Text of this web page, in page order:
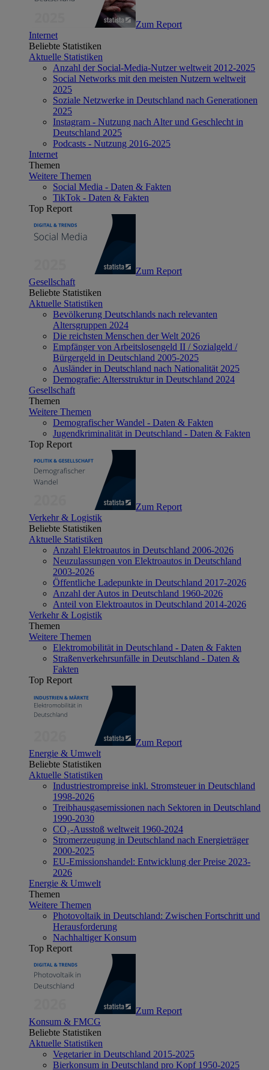
Zum Report
Internet
Beliebte Statistiken
Aktuelle Statistiken
Anzahl der Social-Media-Nutzer weltweit 2012-2025
Social Networks mit den meisten Nutzern weltweit
2025
Soziale Netzwerke in Deutschland nach Generationen
2025
Instagram - Nutzung nach Alter und Geschlecht in
Deutschland 2025
Podcasts - Nutzung 2016-2025
Internet
Themen
Weitere Themen
Social Media - Daten & Fakten
TikTok - Daten & Fakten
Top Report
Zum Report
Gesellschaft
Beliebte Statistiken
Aktuelle Statistiken
Bevölkerung Deutschlands nach relevanten
Altersgruppen 2024
Die reichsten Menschen der Welt 2026
Empfänger von Arbeitslosengeld II / Sozialgeld /
Bürgergeld in Deutschland 2005-2025
Ausländer in Deutschland nach Nationalität 2025
Demografie: Altersstruktur in Deutschland 2024
Gesellschaft
Themen
Weitere Themen
Demografischer Wandel - Daten & Fakten
Jugendkriminalität in Deutschland - Daten & Fakten
Top Report
Zum Report
Verkehr & Logistik
Beliebte Statistiken
Aktuelle Statistiken
Anzahl Elektroautos in Deutschland 2006-2026
Neuzulassungen von Elektroautos in Deutschland
2003-2026
Öffentliche Ladepunkte in Deutschland 2017-2026
Anzahl der Autos in Deutschland 1960-2026
Anteil von Elektroautos in Deutschland 2014-2026
Verkehr & Logistik
Themen
Weitere Themen
Elektromobilität in Deutschland - Daten & Fakten
Straßenverkehrsunfälle in Deutschland - Daten &
Fakten
Top Report
Zum Report
Energie & Umwelt
Beliebte Statistiken
Aktuelle Statistiken
Industriestrompreise inkl. Stromsteuer in Deutschland
1998-2026
Treibhausgasemissionen nach Sektoren in Deutschland
1990-2030
CO₂-Ausstoß weltweit 1960-2024
Stromerzeugung in Deutschland nach Energieträger
2000-2025
EU-Emissionshandel: Entwicklung der Preise 2023-
2026
Energie & Umwelt
Themen
Weitere Themen
Photovoltaik in Deutschland: Zwischen Fortschritt und
Herausforderung
Nachhaltiger Konsum
Top Report
Zum Report
Konsum & FMCG
Beliebte Statistiken
Aktuelle Statistiken
Vegetarier in Deutschland 2015-2025
Bierkonsum in Deutschland pro Kopf 1950-2025